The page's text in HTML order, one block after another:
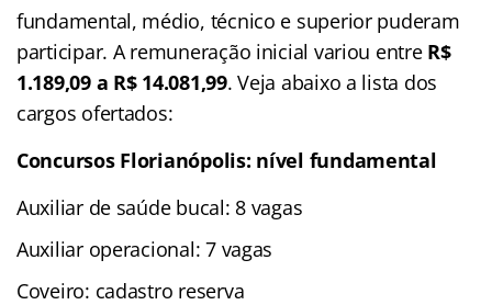
fundamental, médio, técnico e superior puderam
participar. A remuneração inicial variou entre R$
1.189,09 a R$ 14.081,99. Veja abaixo a lista dos
cargos ofertados:
Concursos Florianópolis: nível fundamental
Auxiliar de saúde bucal: 8 vagas
Auxiliar operacional: 7 vagas
Coveiro: cadastro reserva